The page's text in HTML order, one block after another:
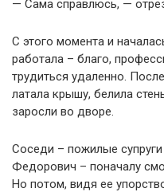
— Сама справлюсь, —
С этого момента и
работала – благо,
трудиться удаленно.
латала крышу, белила
заросли во дворе.
Соседи – пожилые
Федорович – поначалу
Но потом, видя ее